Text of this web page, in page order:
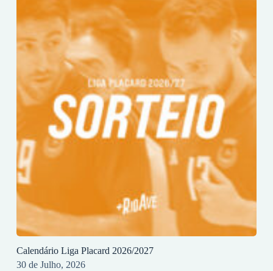
Calendário Liga Placard 2026/2027
30 de Julho, 2026